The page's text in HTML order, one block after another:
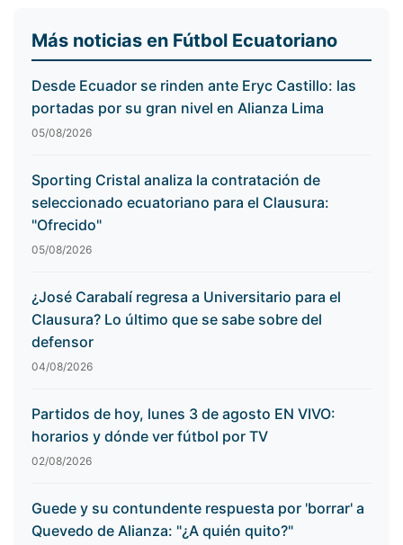
Más noticias en Fútbol Ecuatoriano
Desde Ecuador se rinden ante Eryc Castillo: las
portadas por su gran nivel en Alianza Lima
05/08/2026
Sporting Cristal analiza la contratación de
seleccionado ecuatoriano para el Clausura:
"Ofrecido"
05/08/2026
¿José Carabalí regresa a Universitario para el
Clausura? Lo último que se sabe sobre del
defensor
04/08/2026
Partidos de hoy, lunes 3 de agosto EN VIVO:
horarios y dónde ver fútbol por TV
02/08/2026
Guede y su contundente respuesta por 'borrar' a
Quevedo de Alianza: "¿A quién quito?"